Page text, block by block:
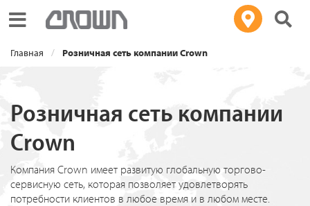
Toggle navigation
Главная Розничная сеть компании Crown
Розничная сеть компании
Crown
Компания Crown имеет развитую глобальную торгово-
сервисную сеть, которая позволяет удовлетворять
потребности клиентов в любое время и в любом месте.